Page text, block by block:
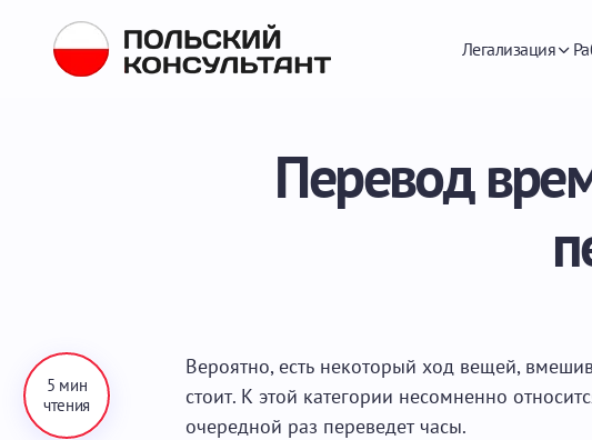
Легализация
Перевод
5 мин
чтения
Вероятно, есть некоторый ход вещей,
стоит. К этой категории несомненно
очередной раз переведет часы.